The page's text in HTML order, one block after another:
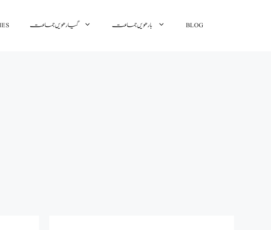
گیارھویں جماعت بارھویں جماعت BLOG